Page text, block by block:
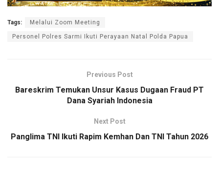
Tags: Melalui Zoom Meeting
Personel Polres Sarmi Ikuti Perayaan Natal Polda Papua
Previous Post
Bareskrim Temukan Unsur Kasus Dugaan Fraud PT
Dana Syariah Indonesia
Next Post
Panglima TNI Ikuti Rapim Kemhan Dan TNI Tahun 2026